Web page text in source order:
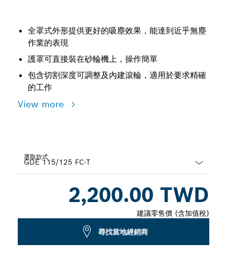
全罩式外形提供更好的吸塵效果，能達到近乎無塵
作業的表現
護罩可直接裝在砂輪機上，操作簡單
包含切割深度可調整及內建滾輪，適用於要求精確
的工作
View more
選取款式
2,200.00 TWD
建議零售價 (含加值稅)
尋找當地經銷商